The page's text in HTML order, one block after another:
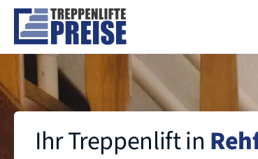
Ihr Treppenlift in